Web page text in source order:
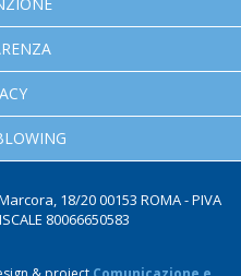
18/20 00153 ROMA - PIVA
80066650583